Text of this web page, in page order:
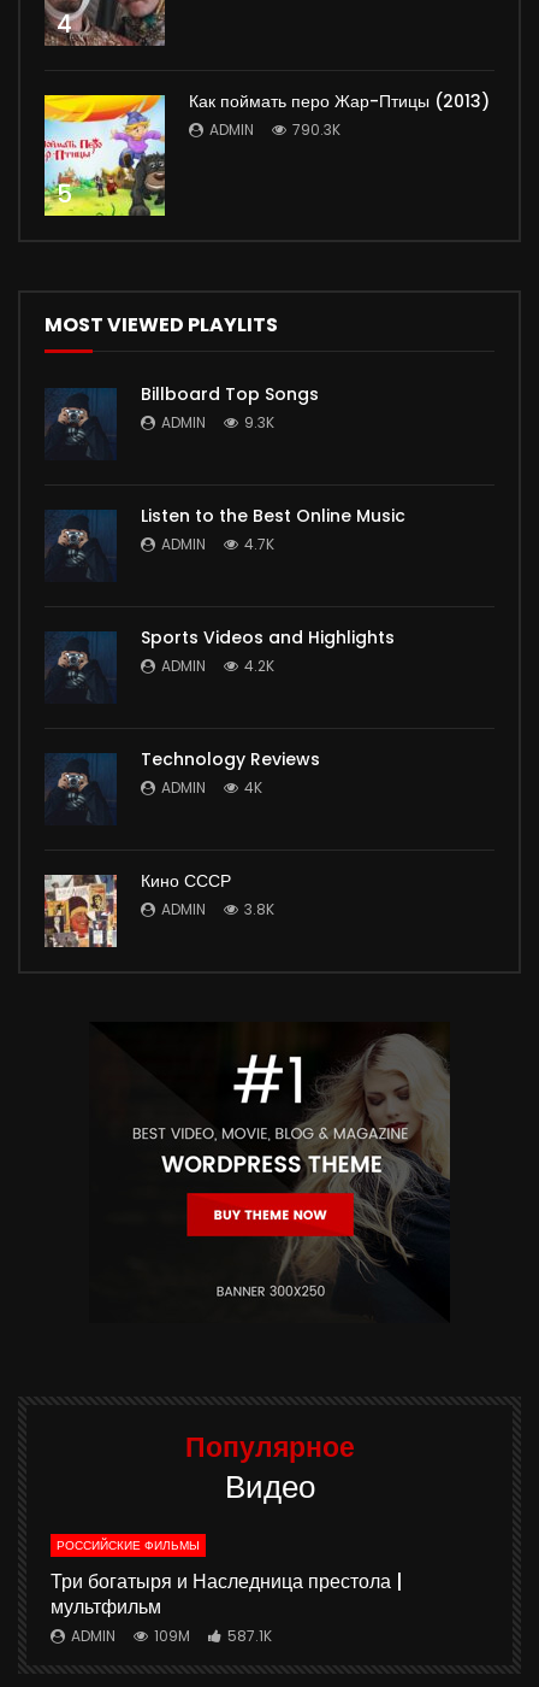
4
5
Как поймать перо Жар-Птицы (2013)
ADMIN 790.3K
MOST VIEWED PLAYLITS
Billboard Top Songs
ADMIN 9.3K
Listen to the Best Online Music
ADMIN 4.7K
Sports Videos and Highlights
ADMIN 4.2K
Technology Reviews
ADMIN 4K
Кино СССР
ADMIN 3.8K
Популярное
Видео
РОССИЙСКИЕ ФИЛЬМЫ
Три богатыря и Наследница престола |
мультфильм
ADMIN 109M 587.1K